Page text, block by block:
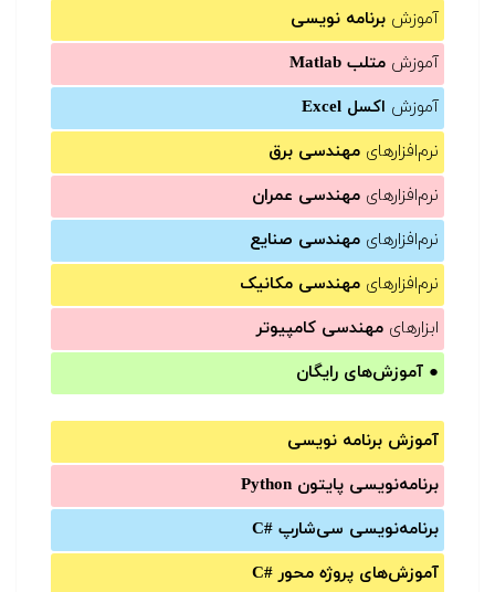
آموزش برنامه نویسی
آموزش متلب Matlab
آموزش اکسل Excel
نرم‌افزارهای مهندسی برق
نرم‌افزارهای مهندسی عمران
نرم‌افزارهای مهندسی صنایع
نرم‌افزارهای مهندسی مکانیک
ابزارهای مهندسی کامپیوتر
● آموزش‌های رایگان
آموزش برنامه نویسی
برنامه‌نویسی پایتون Python
برنامه‌‌نویسی سی‌شارپ C#‎
آموزش‌های پروژه محور #C